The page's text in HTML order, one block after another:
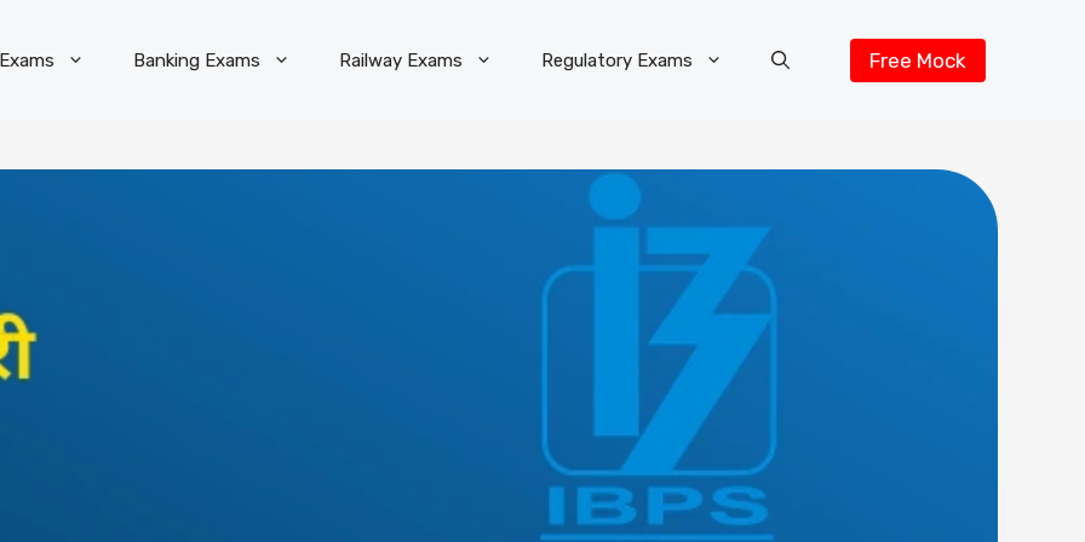
Banking Exams Railway Exams Regulatory Exams Free Mock